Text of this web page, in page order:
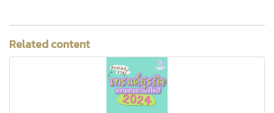
Related content